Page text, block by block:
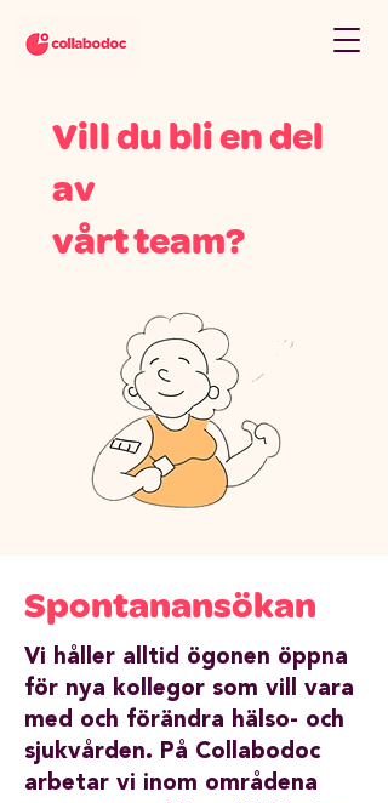
Vill du bli en del
av
vårt team?
Spontanansökan
Vi håller alltid ögonen öppna
för nya kollegor som vill vara
med och förändra hälso- och
sjukvården. På Collabodoc
arbetar vi inom områdena